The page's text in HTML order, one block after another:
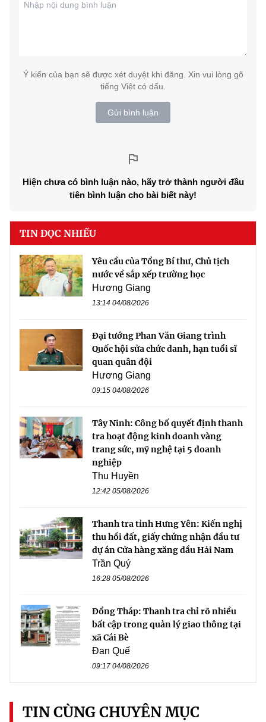
Ý kiến của bạn sẽ được xét duyệt khi đăng. Xin vui lòng gõ
tiếng Việt có dấu.
Gửi bình luận
Hiện chưa có bình luận nào, hãy trở thành người đầu
tiên bình luận cho bài biết này!
TIN ĐỌC NHIỀU
Yêu cầu của Tổng Bí thư, Chủ tịch
nước về sắp xếp trường học
Hương Giang
13:14 04/08/2026
Đại tướng Phan Văn Giang trình
Quốc hội sửa chức danh, hạn tuổi sĩ
quan quân đội
Hương Giang
09:15 04/08/2026
Tây Ninh: Công bố quyết định thanh
tra hoạt động kinh doanh vàng
trang sức, mỹ nghệ tại 5 doanh
nghiệp
Thu Huyền
12:42 05/08/2026
Thanh tra tỉnh Hưng Yên: Kiến nghị
thu hồi đất, giấy chứng nhận đầu tư
dự án Cửa hàng xăng dầu Hải Nam
Trần Quý
16:28 05/08/2026
Đồng Tháp: Thanh tra chỉ rõ nhiều
bất cập trong quản lý giao thông tại
xã Cái Bè
Đan Quế
09:17 04/08/2026
TIN CÙNG CHUYÊN MỤC